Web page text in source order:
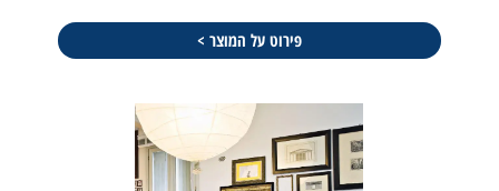
פירוט על המוצר >